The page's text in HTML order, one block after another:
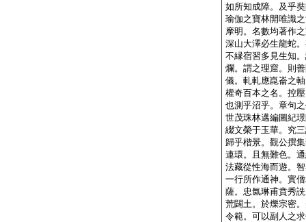
如所知成障。及乎
瑜伽之寶林開唯識
摩明。名數均著作
深山大澤必生龍蛇
不縁宿習多見生知
爛。謂之理窟。則
儀。軋軋應崑崙之
權奇百本之名。控
也測乎沼乎。章句
世茂珠林邁編圖紀
綴文榮于玉華。究
歸乎楷景。觀公撰
連環。且無難色。
法藏從性海而遊。
一行所作通神。實
薩。忠氤琳甫賁秀
荒闢土。於爍宗密
令範。可以副人之